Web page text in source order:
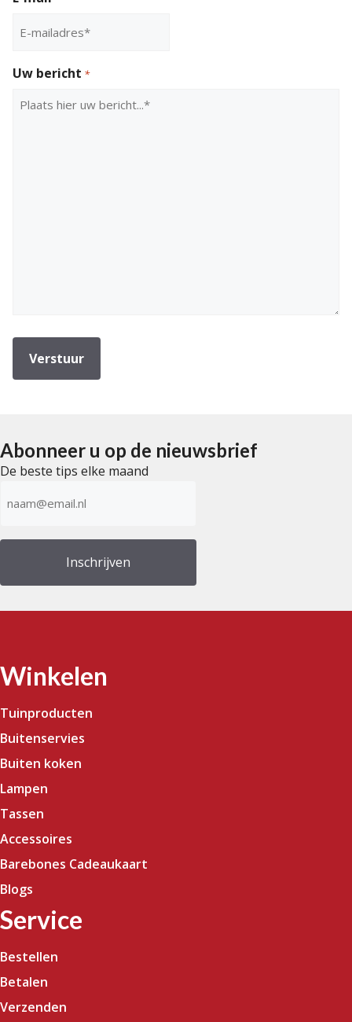
Uw bericht *
Abonneer u op de nieuwsbrief
De beste tips elke maand
mailadres
Winkelen
Tuinproducten
Buitenservies
Buiten koken
Lampen
Tassen
Accessoires
Barebones Cadeaukaart
Blogs
Service
Bestellen
Betalen
Verzenden